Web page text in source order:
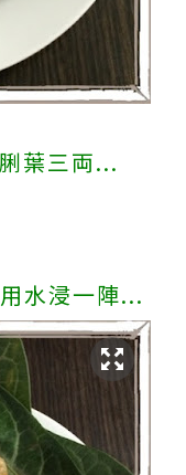
葉三両...
水浸一陣...